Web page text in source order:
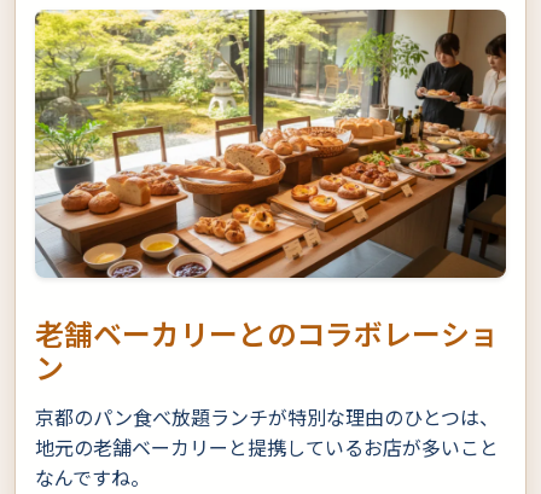
老舗ベーカリーとのコラボレーショ
ン
京都のパン食べ放題ランチが特別な理由のひとつは、
地元の老舗ベーカリーと提携しているお店が多いこと
なんですね。